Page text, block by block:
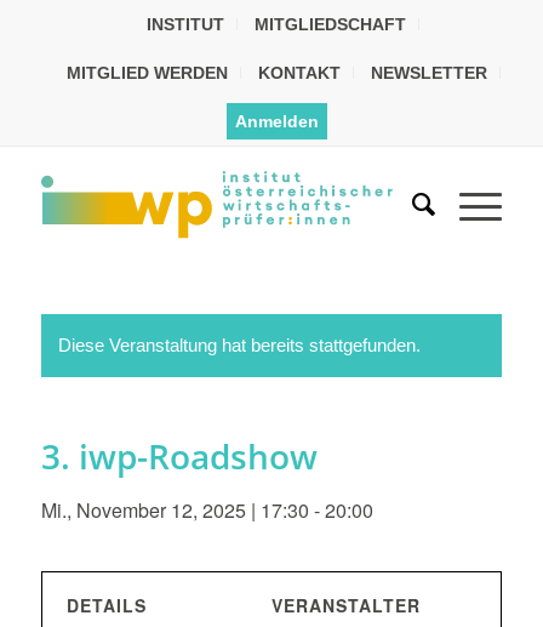
INSTITUT MITGLIEDSCHAFT
MITGLIED WERDEN KONTAKT NEWSLETTER
Anmelden
Diese Veranstaltung hat bereits stattgefunden.
3. iwp-Roadshow
Mi., November 12, 2025 | 17:30 -20:00
DETAILS
VERANSTALTER